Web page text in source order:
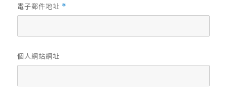
電子郵件地址 *
個人網站網址